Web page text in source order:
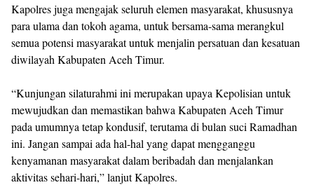
Kapolres juga mengajak seluruh elemen masyarakat, khususnya
para ulama dan tokoh agama, untuk bersama-sama merangkul
semua potensi masyarakat untuk menjalin persatuan dan kesatuan
diwilayah Kabupaten Aceh Timur.
“Kunjungan silaturahmi ini merupakan upaya Kepolisian untuk
mewujudkan dan memastikan bahwa Kabupaten Aceh Timur
pada umumnya tetap kondusif, terutama di bulan suci Ramadhan
ini. Jangan sampai ada hal-hal yang dapat mengganggu
kenyamanan masyarakat dalam beribadah dan menjalankan
aktivitas sehari-hari,” lanjut Kapolres.